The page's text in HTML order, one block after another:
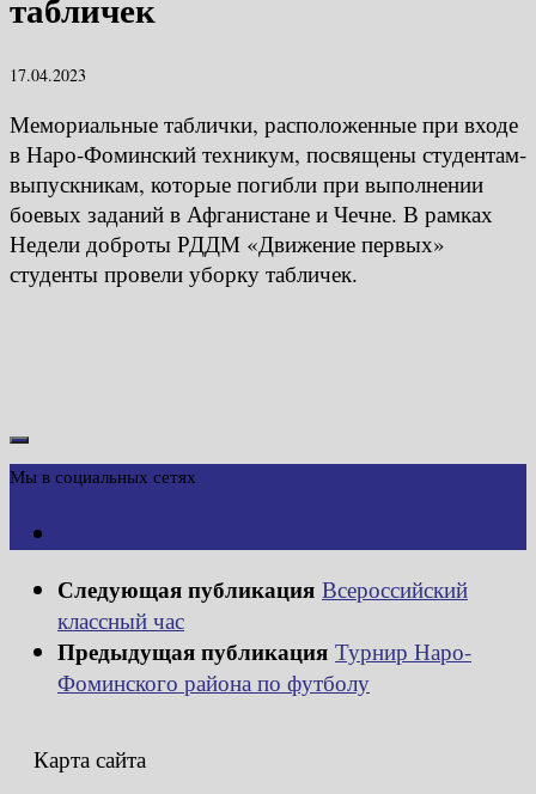
17.04.2023
Мемориальные таблички, расположенные при входе
в Наро-Фоминский техникум, посвящены студентам-
выпускникам, которые погибли при выполнении
боевых заданий в Афганистане и Чечне. В рамках
Недели доброты РДДМ «Движение первых»
студенты провели уборку табличек.
Мы в социальных сетях
Следующая публикация Всероссийский
классный час
Предыдущая публикация Турнир Наро-
Фоминского района по футболу
Карта сайта